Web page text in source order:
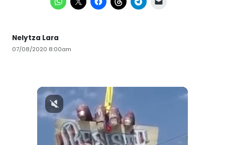
Nelytza Lara
07/08/2020 8:00am